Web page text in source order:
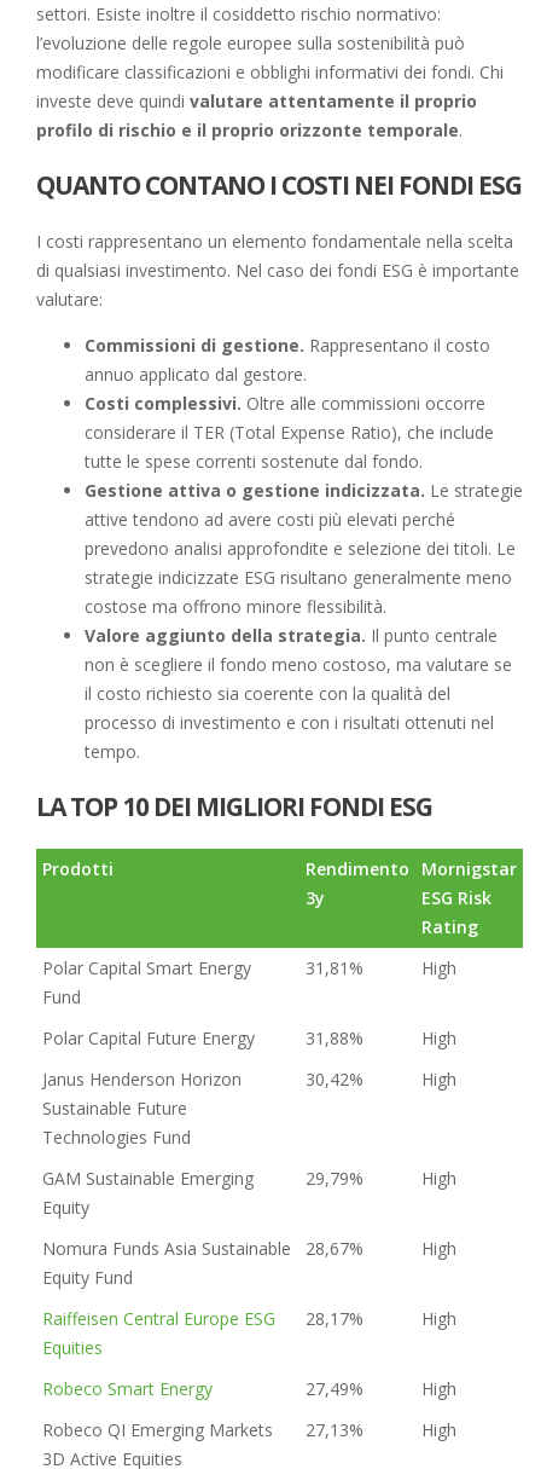
settori. Esiste inoltre il cosiddetto rischio normativo:
l’evoluzione delle regole europee sulla sostenibilità può
modificare classificazioni e obblighi informativi dei fondi. Chi
investe deve quindi valutare attentamente il proprio
profilo di rischio e il proprio orizzonte temporale.
QUANTO CONTANO I COSTI NEI FONDI ESG
I costi rappresentano un elemento fondamentale nella scelta
di qualsiasi investimento. Nel caso dei fondi ESG è importante
valutare:
Commissioni di gestione. Rappresentano il costo
annuo applicato dal gestore.
Costi complessivi. Oltre alle commissioni occorre
considerare il TER (Total Expense Ratio), che include
tutte le spese correnti sostenute dal fondo.
Gestione attiva o gestione indicizzata. Le strategie
attive tendono ad avere costi più elevati perché
prevedono analisi approfondite e selezione dei titoli. Le
strategie indicizzate ESG risultano generalmente meno
costose ma offrono minore flessibilità.
Valore aggiunto della strategia. Il punto centrale
non è scegliere il fondo meno costoso, ma valutare se
il costo richiesto sia coerente con la qualità del
processo di investimento e con i risultati ottenuti nel
tempo.
LA TOP 10 DEI MIGLIORI FONDI ESG
Prodotti
Rendimento
3y
Mornigstar
ESG Risk
Rating
Polar Capital Smart Energy
Fund
31,81% High
Polar Capital Future Energy 31,88%
High
Janus Henderson Horizon
Sustainable Future
Technologies Fund
30,42% High
GAM Sustainable Emerging
Equity
29,79% High
Nomura Funds Asia Sustainable
Equity Fund
28,67% High
Raiffeisen Central Europe ESG
Equities
28,17% High
Robeco Smart Energy 27,49%
High
Robeco QI Emerging Markets
3D Active Equities
27,13% High